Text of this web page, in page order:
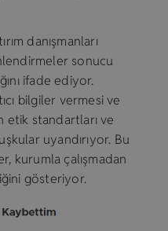
danışmanları
sonucu
ifade ediyor.
bilgiler vermesi ve
etik standartları ve
uyandırıyor. Bu
kurumla çalışmadan
gösteriyor.